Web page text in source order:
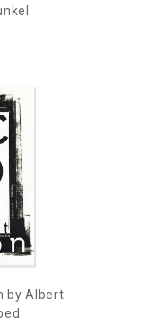
by Albert